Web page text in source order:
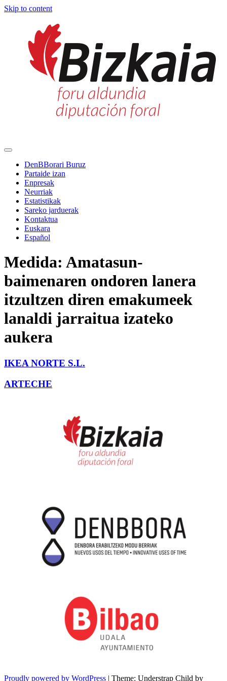
Skip to content
Main
Navigation
DenBBorari Buruz
Partaide izan
Enpresak
Neurriak
Estatistikak
Sareko jarduerak
Kontaktua
Euskara
Español
Medida: Amatasun-
baimenaren ondoren lanera
itzultzen diren emakumeek
lanaldi jarraitua izateko
aukera
IKEA NORTE S.L.
ARTECHE
Proudly powered by WordPress | Theme: Understrap Child by